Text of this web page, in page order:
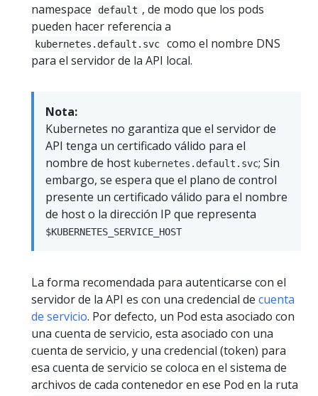
namespace default , de modo que los pods
pueden hacer referencia a
kubernetes.default.svc
como el nombre DNS
para el servidor de la API local.
Nota:
Kubernetes no garantiza que el servidor de
API tenga un certificado válido para el
nombre de host kubernetes.default.svc; Sin
embargo, se espera que el plano de control
presente un certificado válido para el nombre
de host o la dirección IP que representa
$KUBERNETES_SERVICE_HOST
La forma recomendada para autenticarse con el
servidor de la API es con una credencial de cuenta
de servicio. Por defecto, un Pod esta asociado con
una cuenta de servicio, esta asociado con una
cuenta de servicio, y una credencial (token) para
esa cuenta de servicio se coloca en el sistema de
archivos de cada contenedor en ese Pod en la ruta